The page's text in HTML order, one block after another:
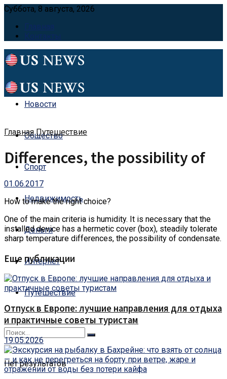
Суббота, 8 августа, 2026
Главная
Контакты
Новости
Общество
Спорт
Недвижимость
Деньги
Интернет
Путешествие
Нет результатов
Главная Путешествие
Differences, the possibility of
01.06.2017
How to make the right choice?
One of the main criteria is humidity. It is necessary that the
installed device has a hermetic cover (box), steadily tolerate
sharp temperature differences, the possibility of condensate.
Еще публикации
Отпуск в Европе: лучшие направления для отдыха
и практичные советы туристам
19.05.2026